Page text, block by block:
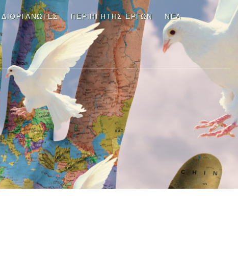
ΔΙΟΡΓΑΝΩΤΕΣ ΠΕΡΙΗΓΗΤΉΣ ΈΡΓΩΝ ΝΈΑ